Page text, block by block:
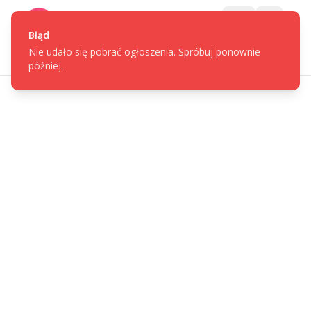
Błąd
Nie udało się pobrać ogłoszenia. Spróbuj ponownie
później.